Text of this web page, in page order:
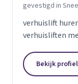
gevestigd in
verhuislift
verhuisliften
Bekijk profiel